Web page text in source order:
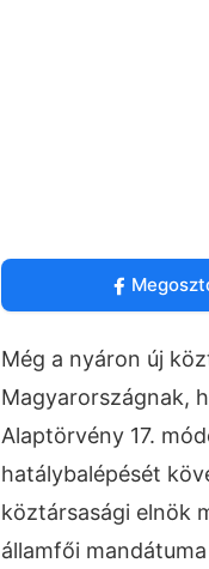
Még a nyáron új
Magyarországnak,
Alaptörvény 17.
hatálybalépését
köztársasági elnök
államfői